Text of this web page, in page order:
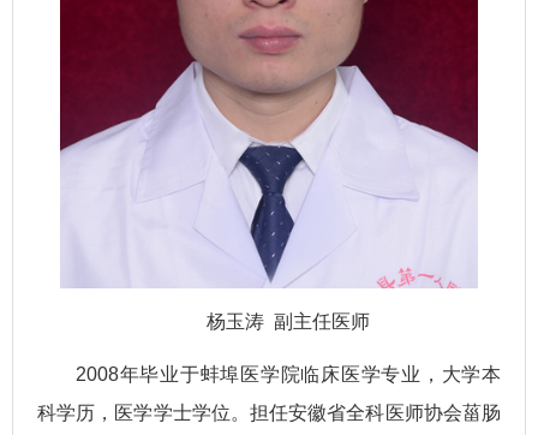
杨玉涛 副主任医师
2008年毕业于蚌埠医学院临床医学专业，大学本
科学历，医学学士学位。担任安徽省全科医师协会菑肠